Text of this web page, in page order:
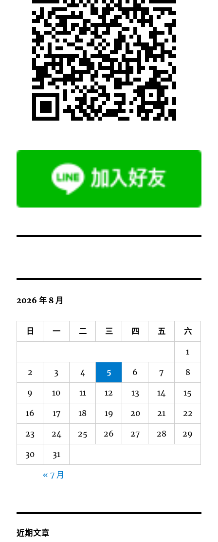
2026 年 8 月
日 一 二 三 四 五 六
1
2 3 4 5 6 7 8
9 10 11 12 13 14 15
16 17 18 19 20 21 22
23 24 25 26 27 28 29
30 31
« 7 月
近期文章